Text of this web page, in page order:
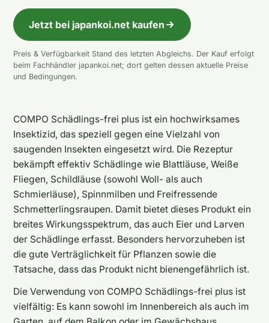
Jetzt bei japankoi.net kaufen
Preis & Verfügbarkeit Stand des letzten Abgleichs. Der Kauf erfolgt
beim Fachhändler japankoi.net; dort gelten dessen aktuelle Preise
und Bedingungen.
COMPO Schädlings-frei plus ist ein hochwirksames
Insektizid, das speziell gegen eine Vielzahl von
saugenden Insekten eingesetzt wird. Die Rezeptur
bekämpft effektiv Schädlinge wie Blattläuse, Weiße
Fliegen, Schildläuse (sowohl Woll- als auch
Schmierläuse), Spinnmilben und Freifressende
Schmetterlingsraupen. Damit bietet dieses Produkt ein
breites Wirkungsspektrum, das auch Eier und Larven
der Schädlinge erfasst. Besonders hervorzuheben ist
die gute Verträglichkeit für Pflanzen sowie die
Tatsache, dass das Produkt nicht bienengefährlich ist.
Die Verwendung von COMPO Schädlings-frei plus ist
vielfältig: Es kann sowohl im Innenbereich als auch im